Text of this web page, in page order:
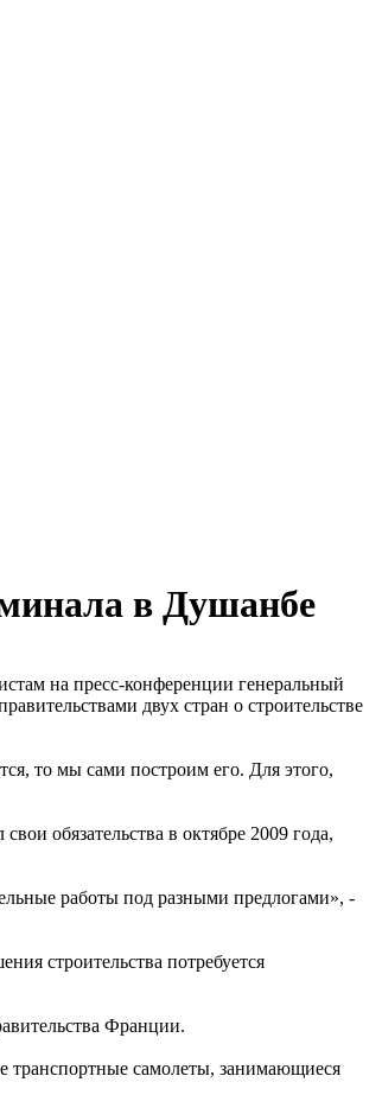
в Душанбе
на пресс-конференции генеральный
двух стран о строительстве
то мы сами построим его. Для этого,
обязательства в октябре 2009 года,
работы под разными предлогами», -
строительства потребуется
Франции.
транспортные самолеты, занимающиеся